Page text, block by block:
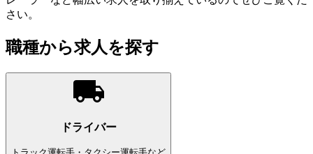
さい。
職種から求人を探す
ドライバー